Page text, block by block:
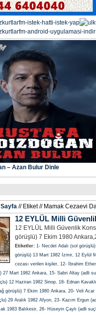
– Azan Bulur Dinle
// Etiket // Mamak Cezaevi
12 EYLÜL Milli
12 EYLÜL Milli Güvenlik
görüşlü) 7 Ekim 1980
Etiketler: 1- Necdet Adalı (sol
görüşlü) 13 Mart 1982 İzmir, 12 Eylül
cezası verilen kişiler, 12- İbrahim
27 Mart 1982 Ankara, 15- Sabri Altay (adli
12 Haziran 1982 Sinop, 18- Ednan
görüşlü) 7 Ekim 1980 Ankara, 20- Veli Acar
29 Aralık 1982 Afyon, 23- Kazım Ergun
1983 Balıkesir, 26- Hüseyin Çaylı (adli